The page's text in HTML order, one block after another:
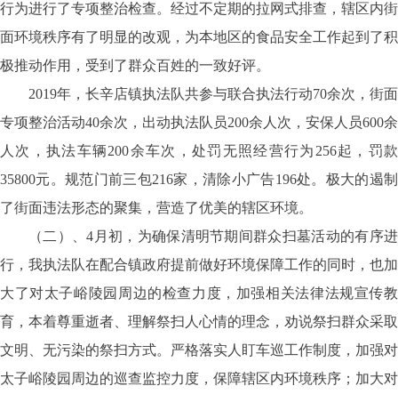
行为进行了专项整治检查。经过不定期的拉网式排查，辖区内街
面环境秩序有了明显的改观，为本地区的食品安全工作起到了积
极推动作用，受到了群众百姓的一致好评。
2019年，长辛店镇执法队共参与联合执法行动70余次，街面
专项整治活动40余次，出动执法队员200余人次，安保人员600余
人次，执法车辆200余车次，处罚无照经营行为256起，罚款
35800元。规范门前三包216家，清除小广告196处。极大的遏制
了街面违法形态的聚集，营造了优美的辖区环境。
（二）、4月初，为确保清明节期间群众扫墓活动的有序进
行，我执法队在配合镇政府提前做好环境保障工作的同时，也加
大了对太子峪陵园周边的检查力度，加强相关法律法规宣传教
育，本着尊重逝者、理解祭扫人心情的理念，劝说祭扫群众采取
文明、无污染的祭扫方式。严格落实人盯车巡工作制度，加强对
太子峪陵园周边的巡查监控力度，保障辖区内环境秩序；加大对